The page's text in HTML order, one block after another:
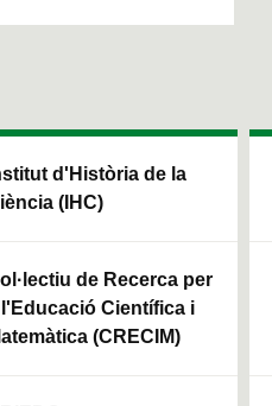
d'Història de la
(IHC)
de Recerca per
Científica i
(CRECIM)